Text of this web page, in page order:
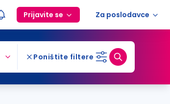
Prijavite se Za poslodavce
Poništite filtere